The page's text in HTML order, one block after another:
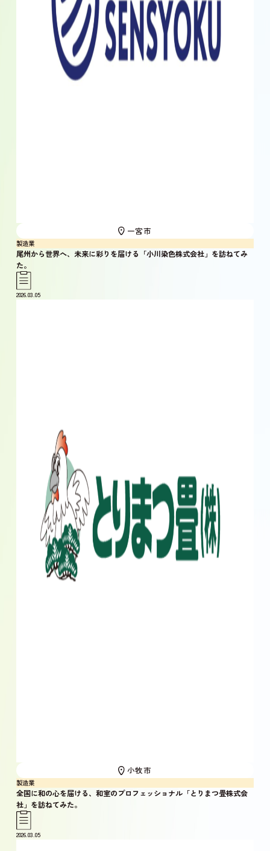
一宮市
製造業
尾州から世界へ、未来に彩りを届ける「小川染色株式会社」を訪ねてみ
た。
2026.03.05
小牧市
製造業
全国に和の心を届ける、和室のプロフェッショナル「とりまつ畳株式会
社」を訪ねてみた。
2026.03.05